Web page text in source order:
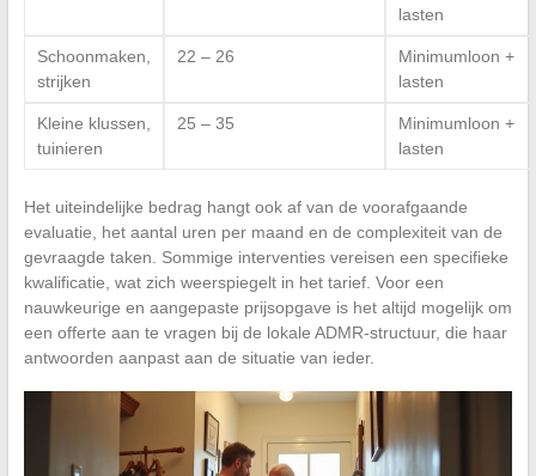
lasten
Schoonmaken,
strijken
22 – 26
Minimumloon +
lasten
Kleine klussen,
tuinieren
25 – 35
Minimumloon +
lasten
Het uiteindelijke bedrag hangt ook af van de voorafgaande
evaluatie, het aantal uren per maand en de complexiteit van de
gevraagde taken. Sommige interventies vereisen een specifieke
kwalificatie, wat zich weerspiegelt in het tarief. Voor een
nauwkeurige en aangepaste prijsopgave is het altijd mogelijk om
een offerte aan te vragen bij de lokale ADMR-structuur, die haar
antwoorden aanpast aan de situatie van ieder.